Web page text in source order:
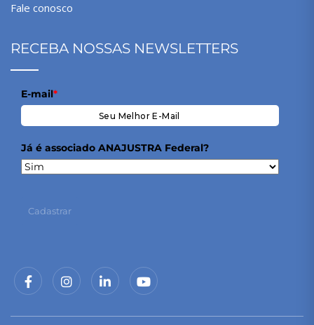
Fale conosco
RECEBA NOSSAS NEWSLETTERS
E-mail*
Já é associado ANAJUSTRA Federal?
Cadastrar